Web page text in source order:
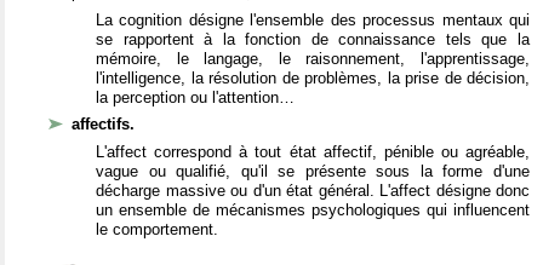
La cognition désigne l'ensemble des processus mentaux qui
se rapportent à la fonction de connaissance tels que la
mémoire, le langage, le raisonnement, l'apprentissage,
l'intelligence, la résolution de problèmes, la prise de décision,
la perception ou l'attention…
affectifs.
L'affect correspond à tout état affectif, pénible ou agréable,
vague ou qualifié, qu'il se présente sous la forme d'une
décharge massive ou d'un état général. L'affect désigne donc
un ensemble de mécanismes psychologiques qui influencent
le comportement.